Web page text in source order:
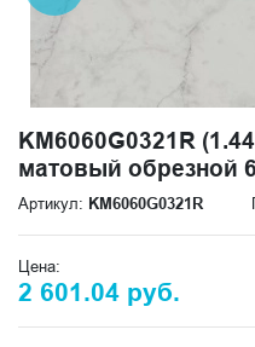
KM6060G0321R
матовый обрезной
Артикул: KM6060G0321R
Цена:
2 601.04 руб.